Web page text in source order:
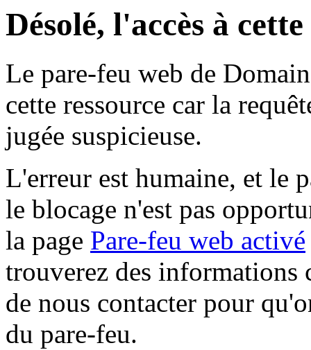
Désolé, l'accès à
Le pare-feu web de
cette ressource car la
jugée suspicieuse.
L'erreur est humaine, et le
le blocage n'est pas
la page Pare-feu web activé
trouverez des informations
de nous contacter pour
du pare-feu.